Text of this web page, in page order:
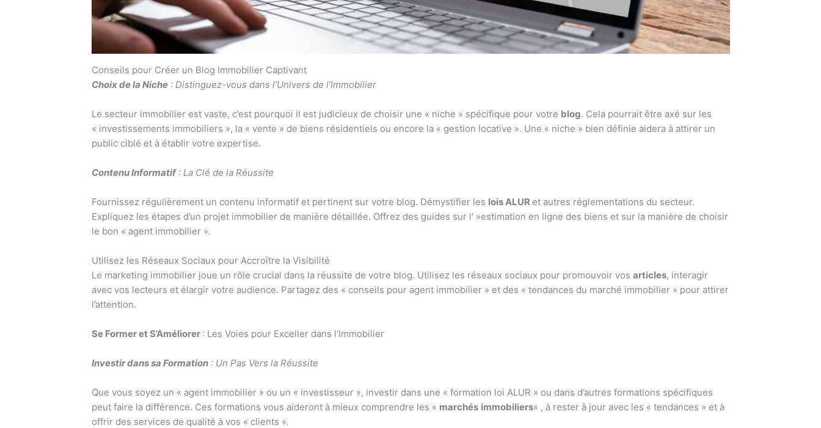
Conseils pour Créer un Blog Immobilier Captivant
Choix de la Niche: Distinguez-vous dans l’Univers de l’Immobilier
Le secteur immobilier est vaste, c’est pourquoi il est judicieux de choisir une « niche » spécifique pour votre blog. Cela pourrait être axé sur les
« investissements immobiliers », la « vente » de biens résidentiels ou encore la « gestion locative ». Une « niche » bien définie aidera à attirer un
public ciblé et à établir votre expertise.
Contenu Informatif: La Clé de la Réussite
Fournissez régulièrement un contenu informatif et pertinent sur votre blog. Démystifier les lois ALUR et autres réglementations du secteur.
Expliquez les étapes d’un projet immobilier de manière détaillée. Offrez des guides sur l' »estimation en ligne des biens et sur la manière de choisir
le bon « agent immobilier ».
Utilisez les Réseaux Sociaux pour Accroître la Visibilité
Le marketing immobilier joue un rôle crucial dans la réussite de votre blog. Utilisez les réseaux sociaux pour promouvoir vos articles, interagir
avec vos lecteurs et élargir votre audience. Partagez des « conseils pour agent immobilier » et des « tendances du marché immobilier » pour attirer
l’attention.
Se Former et S’Améliorer : Les Voies pour Exceller dans l’Immobilier
Investir dans sa Formation: Un Pas Vers la Réussite
Que vous soyez un « agent immobilier » ou un « investisseur », investir dans une « formation loi ALUR » ou dans d’autres formations spécifiques
peut faire la différence. Ces formations vous aideront à mieux comprendre les « marchés immobiliers« , à rester à jour avec les « tendances » et à
offrir des services de qualité à vos « clients ».